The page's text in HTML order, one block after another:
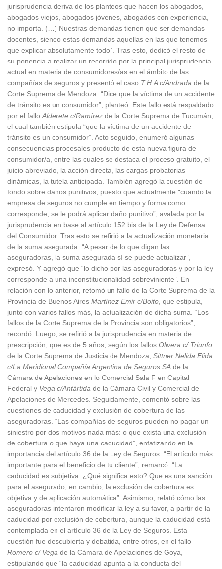
jurisprudencia deriva de los planteos que hacen los abogados,
abogados viejos, abogados jóvenes, abogados con experiencia,
no importa. (…) Nuestras demandas tienen que ser demandas
docentes, siendo estas demandas aquellas en las que tenemos
que explicar absolutamente todo”. Tras esto, dedicó el resto de
su ponencia a realizar un recorrido por la principal jurisprudencia
actual en materia de consumidores/as en el ámbito de las
compañías de seguros y presentó el caso T.H.A c/Andrada de la
Corte Suprema de Mendoza. “Dice que la víctima de un accidente
de tránsito es un consumidor”, planteó. Este fallo está respaldado
por el fallo Alderete c/Ramírez de la Corte Suprema de Tucumán,
el cual también estipula “que la víctima de un accidente de
tránsito es un consumidor”. Acto seguido, enumeró algunas
consecuencias procesales producto de esta nueva figura de
consumidor/a, entre las cuales se destaca el proceso gratuito, el
juicio abreviado, la acción directa, las cargas probatorias
dinámicas, la tutela anticipada. También agregó la cuestión de
fondo sobre daños punitivos, puesto que actualmente “cuando la
empresa de seguros no cumple en tiempo y forma como
corresponde, se le podrá aplicar daño punitivo”, avalada por la
jurisprudencia en base al artículo 152 bis de la Ley de Defensa
del Consumidor. Tras esto se refirió a la actualización monetaria
de la suma asegurada. “A pesar de lo que digan las
aseguradoras, la suma asegurada sí se puede actualizar”,
expresó. Y agregó que “lo dicho por las aseguradoras y por la ley
corresponde a una inconstitucionalidad sobreviniente”. En
relación con lo anterior, retomó un fallo de la Corte Suprema de la
Provincia de Buenos Aires Martínez Emir c/Boito , que estipula,
junto con varios fallos más, la actualización de dicha suma. “Los
fallos de la Corte Suprema de la Provincia son obligatorios”,
recordó. Luego, se refirió a la jurisprudencia en materia de
prescripción, que es de 5 años, según los fallos Olivera c/ Triunfo
de la Corte Suprema de Justicia de Mendoza, Sittner Nelida Elida
c/La Meridional Compañía Argentina de Seguros SA de la
Cámara de Apelaciones en lo Comercial Sala F en Capital
Federal y Vega c/Antártida de la Cámara Civil y Comercial de
Apelaciones de Mercedes. Seguidamente, comentó sobre las
cuestiones de caducidad y exclusión de cobertura de las
aseguradoras. “Las compañías de seguros pueden no pagar un
siniestro por dos motivos nada más: o que exista una exclusión
de cobertura o que haya una caducidad”, enfatizando en la
importancia del artículo 36 de la Ley de Seguros. “El artículo más
importante para el beneficio de tu cliente”, remarcó. “La
caducidad es subjetiva. ¿Qué significa esto? Que es una sanción
para el asegurado, en cambio, la exclusión de cobertura es
objetiva y de aplicación automática”. Asimismo, relató cómo las
aseguradoras intentaron modificar la ley a su favor, a partir de la
caducidad por exclusión de cobertura, aunque la caducidad está
contemplada en el artículo 36 de la Ley de Seguros. Esta
cuestión fue descubierta y debatida, entre otros, en el fallo
Romero c/ Vega de la Cámara de Apelaciones de Goya,
estipulando que “la caducidad apunta a la conducta del